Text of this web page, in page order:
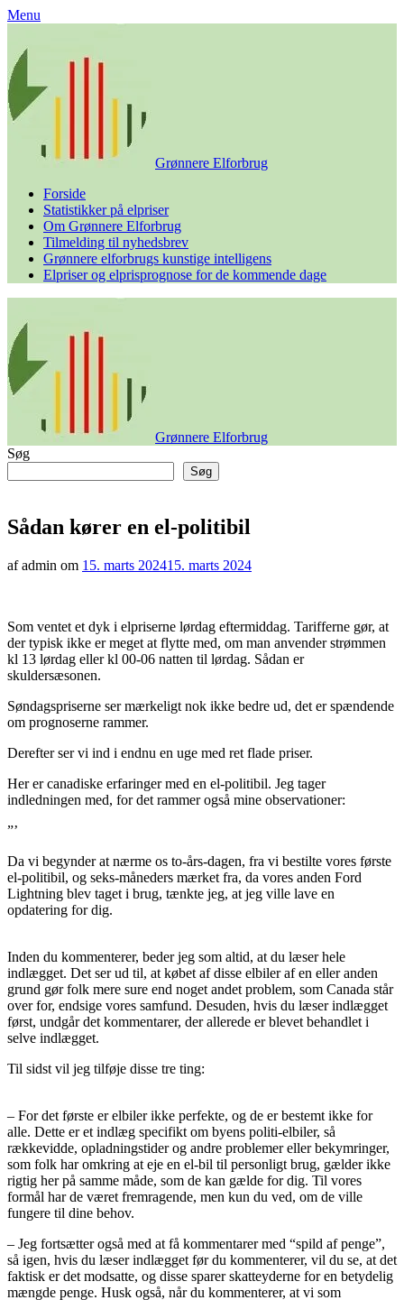
Skip
content
Menu
Grønnere Elforbrug
Forside
Statistikker på elpriser
Om Grønnere Elforbrug
Tilmelding til nyhedsbrev
Grønnere elforbrugs kunstige intelligens
Elpriser og elprisprognose for de kommende dage
Grønnere Elforbrug
Søg
Søg
Sådan kører en el-politibil
af admin om 15. marts 202415. marts 2024
Som ventet et dyk i elpriserne lørdag eftermiddag. Tarifferne gør, at
der typisk ikke er meget at flytte med, om man anvender strømmen
kl 13 lørdag eller kl 00-06 natten til lørdag. Sådan er
skuldersæsonen.
Søndagspriserne ser mærkeligt nok ikke bedre ud, det er spændende
om prognoserne rammer.
Derefter ser vi ind i endnu en uge med ret flade priser.
Her er canadiske erfaringer med en el-politibil. Jeg tager
indledningen med, for det rammer også mine observationer:
”’
Da vi begynder at nærme os to-års-dagen, fra vi bestilte vores første
el-politibil, og seks-måneders mærket fra, da vores anden Ford
Lightning blev taget i brug, tænkte jeg, at jeg ville lave en
opdatering for dig.
Inden du kommenterer, beder jeg som altid, at du læser hele
indlægget. Det ser ud til, at købet af disse elbiler af en eller anden
grund gør folk mere sure end noget andet problem, som Canada står
over for, endsige vores samfund. Desuden, hvis du læser indlægget
først, undgår det kommentarer, der allerede er blevet behandlet i
selve indlægget.
Til sidst vil jeg tilføje disse tre ting:
– For det første er elbiler ikke perfekte, og de er bestemt ikke for
alle. Dette er et indlæg specifikt om byens politi-elbiler, så
rækkevidde, opladningstider og andre problemer eller bekymringer,
som folk har omkring at eje en el-bil til personligt brug, gælder ikke
rigtig her på samme måde, som de kan gælde for dig. Til vores
formål har de været fremragende, men kun du ved, om de ville
fungere til dine behov.
– Jeg fortsætter også med at få kommentarer med “spild af penge”,
så igen, hvis du læser indlægget før du kommenterer, vil du se, at det
faktisk er det modsatte, og disse sparer skatteyderne for en betydelig
mængde penge. Husk også, når du kommenterer, at vi som